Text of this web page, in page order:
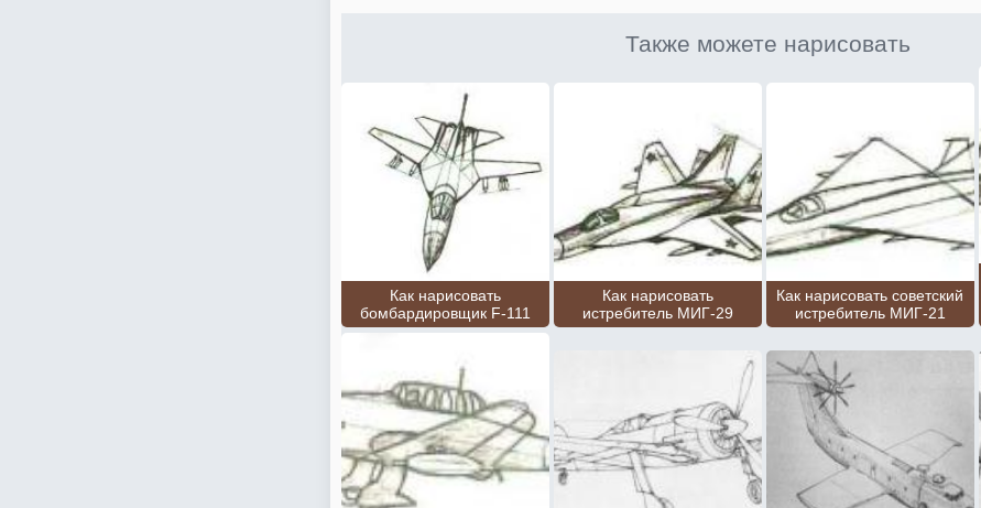
Также можете нарисовать
Как нарисовать
бомбардировщик F-111
Как нарисовать
истребитель МИГ-29
Как нарисовать советский
истребитель МИГ-21